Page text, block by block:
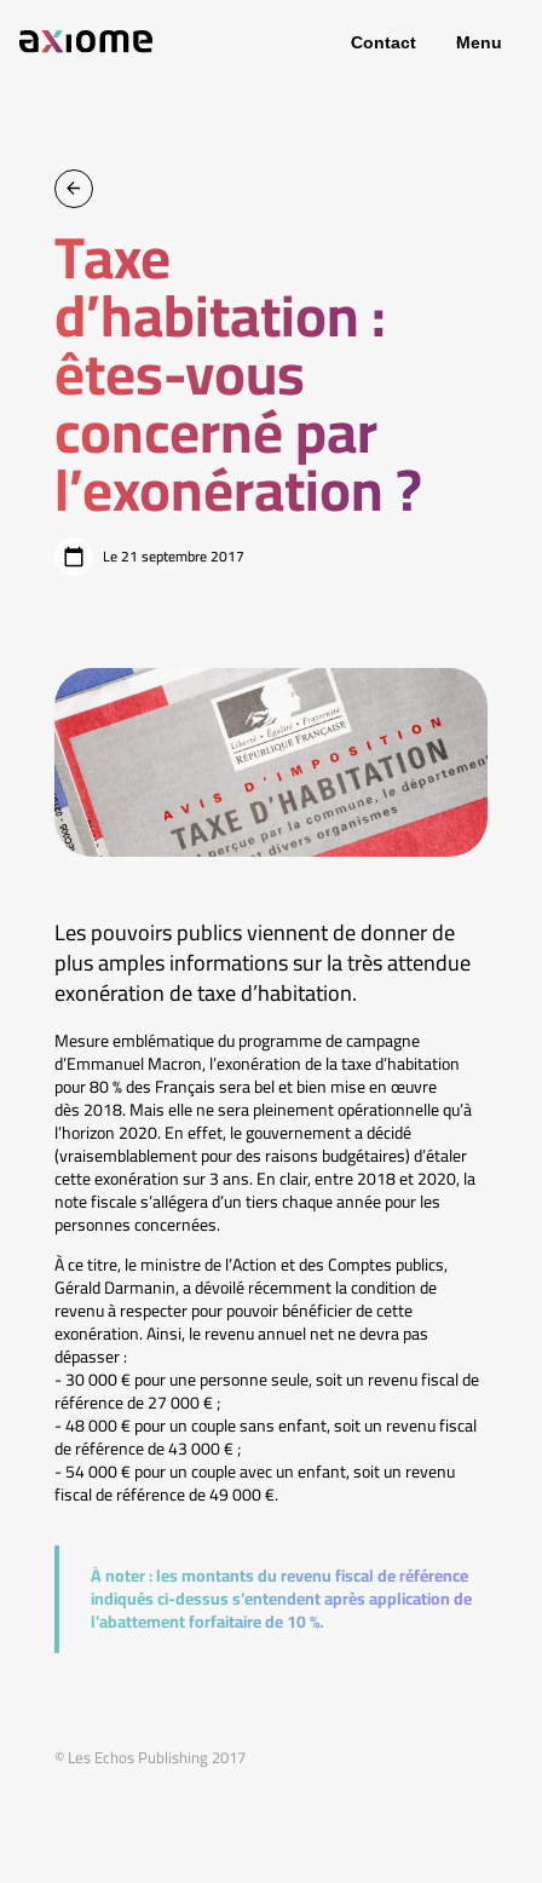
Contact Menu
Taxe
d’habitation :
êtes-vous
concerné par
l’exonération ?
Le 21 septembre 2017
Les pouvoirs publics viennent de donner de
plus amples informations sur la très attendue
exonération de taxe d’habitation.
Mesure emblématique du programme de campagne
d’Emmanuel Macron, l’exonération de la taxe d’habitation
pour 80 % des Français sera bel et bien mise en œuvre
dès 2018. Mais elle ne sera pleinement opérationnelle qu’à
l’horizon 2020. En effet, le gouvernement a décidé
(vraisemblablement pour des raisons budgétaires) d’étaler
cette exonération sur 3 ans. En clair, entre 2018 et 2020, la
note fiscale s’allégera d’un tiers chaque année pour les
personnes concernées.
À ce titre, le ministre de l’Action et des Comptes publics,
Gérald Darmanin, a dévoilé récemment la condition de
revenu à respecter pour pouvoir bénéficier de cette
exonération. Ainsi, le revenu annuel net ne devra pas
dépasser :
- 30 000 € pour une personne seule, soit un revenu fiscal de
référence de 27 000 € ;
- 48 000 € pour un couple sans enfant, soit un revenu fiscal
de référence de 43 000 € ;
- 54 000 € pour un couple avec un enfant, soit un revenu
fiscal de référence de 49 000 €.
À noter :les montants du revenu fiscal de référence
indiqués ci-dessus s’entendent après application de
l’abattement forfaitaire de 10 %.
© Les Echos Publishing 2017